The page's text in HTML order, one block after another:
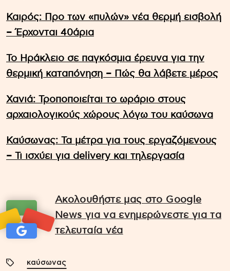
Καιρός: Προ των «πυλών» νέα θερμή εισβολή
– Έρχονται 40άρια
Το Ηράκλειο σε παγκόσμια έρευνα για την
θερμική καταπόνηση – Πώς θα λάβετε μέρος
Χανιά: Τροποποιείται το ωράριο στους
αρχαιολογικούς χώρους λόγω του καύσωνα
Καύσωνας: Τα μέτρα για τους εργαζόμενους
– Τι ισχύει για delivery και τηλεργασία
Ακολουθήστε μας στο Google
News για να ενημερώνεστε για τα
τελευταία νέα
καύσωνας